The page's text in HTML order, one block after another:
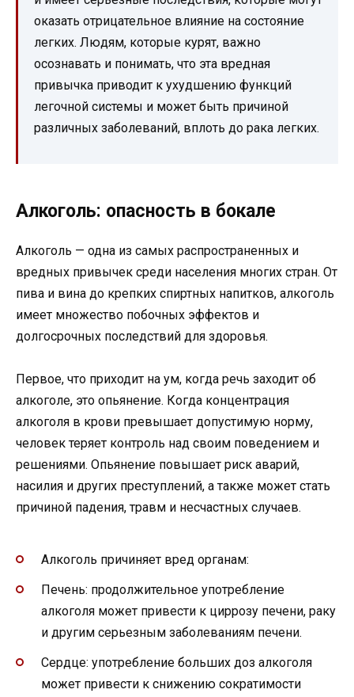
оказать отрицательное влияние на состояние
легких. Людям, которые курят, важно
осознавать и понимать, что эта вредная
привычка приводит к ухудшению функций
легочной системы и может быть причиной
различных заболеваний, вплоть до рака легких.
Алкоголь: опасность в бокале
Алкоголь — одна из самых распространенных и
вредных привычек среди населения многих стран. От
пива и вина до крепких спиртных напитков, алкоголь
имеет множество побочных эффектов и
долгосрочных последствий для здоровья.
Первое, что приходит на ум, когда речь заходит об
алкоголе, это опьянение. Когда концентрация
алкоголя в крови превышает допустимую норму,
человек теряет контроль над своим поведением и
решениями. Опьянение повышает риск аварий,
насилия и других преступлений, а также может стать
причиной падения, травм и несчастных случаев.
Алкоголь причиняет вред органам:
Печень: продолжительное употребление
алкоголя может привести к циррозу печени, раку
и другим серьезным заболеваниям печени.
Сердце: употребление больших доз алкоголя
может привести к снижению сократимости